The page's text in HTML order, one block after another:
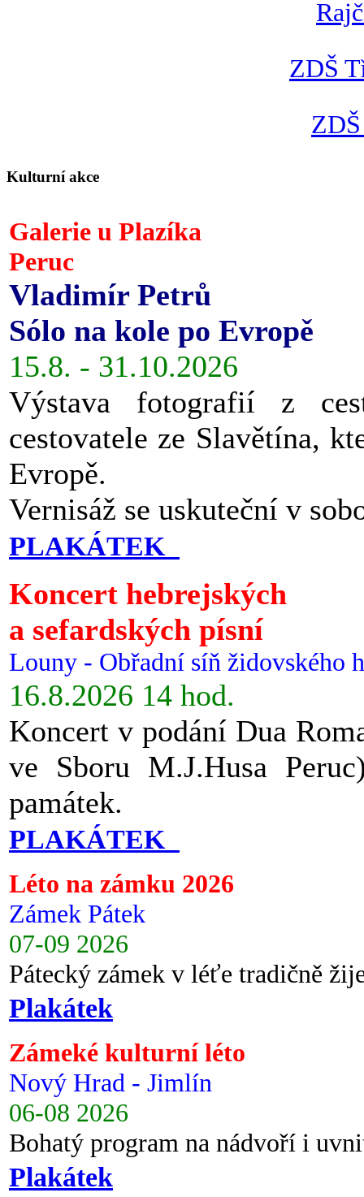
ZDŠ
Kulturní akce
Galerie u Plazíka
Peruc
Vladimír Petrů
Sólo na kole po Evropě
15.8. - 31.10.2026
Výstava fotografií z
cestovatele ze Slavětína,
Evropě.
Vernisáž se uskuteční v
PLAKÁTEK
Koncert hebrejských
a sefardských písní
Louny - Obřadní síň židovského
16.8.2026 14 hod.
Koncert v podání Dua
ve Sboru M.J.Husa
památek.
PLAKÁTEK
Léto na zámku 2026
Zámek Pátek
07-09 2026
Pátecký zámek v léťe tradičně
Plakátek
Zámeké kulturní léto
Nový Hrad - Jimlín
06-08 2026
Bohatý program na nádvoří i
Plakátek